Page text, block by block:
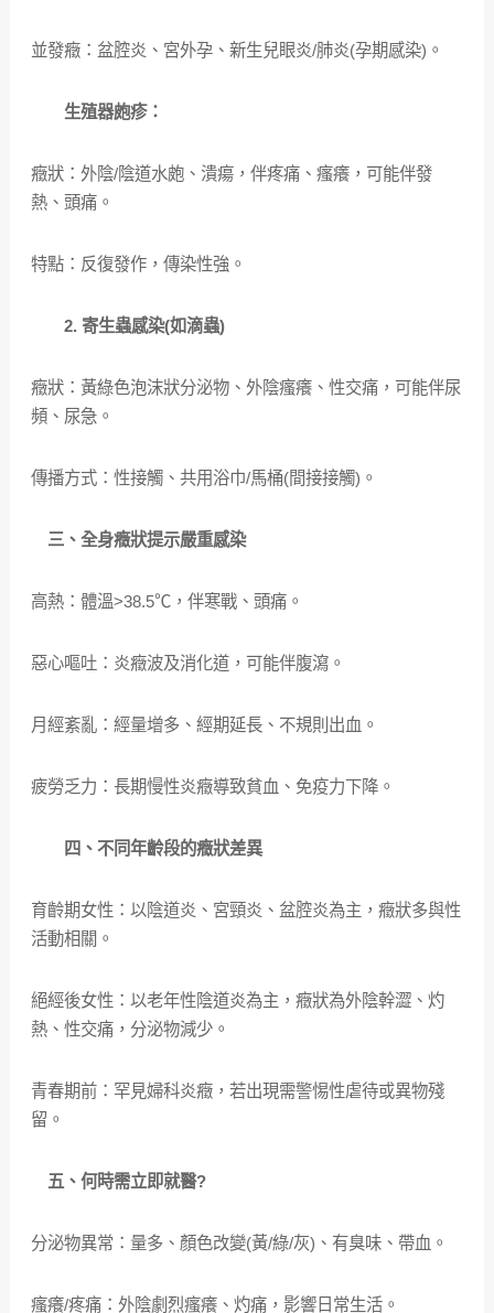
並發癥：盆腔炎、宮外孕、新生兒眼炎/肺炎(孕期感染)。
生殖器皰疹：
癥狀：外陰/陰道水皰、潰瘍，伴疼痛、瘙癢，可能伴發
熱、頭痛。
特點：反復發作，傳染性強。
2. 寄生蟲感染(如滴蟲)
癥狀：黃綠色泡沫狀分泌物、外陰瘙癢、性交痛，可能伴尿
頻、尿急。
傳播方式：性接觸、共用浴巾/馬桶(間接接觸)。
三、全身癥狀提示嚴重感染
高熱：體溫>38.5℃，伴寒戰、頭痛。
惡心嘔吐：炎癥波及消化道，可能伴腹瀉。
月經紊亂：經量增多、經期延長、不規則出血。
疲勞乏力：長期慢性炎癥導致貧血、免疫力下降。
四、不同年齡段的癥狀差異
育齡期女性：以陰道炎、宮頸炎、盆腔炎為主，癥狀多與性
活動相關。
絕經後女性：以老年性陰道炎為主，癥狀為外陰幹澀、灼
熱、性交痛，分泌物減少。
青春期前：罕見婦科炎癥，若出現需警惕性虐待或異物殘
留。
五、何時需立即就醫?
分泌物異常：量多、顏色改變(黃/綠/灰)、有臭味、帶血。
瘙癢/疼痛：外陰劇烈瘙癢、灼痛，影響日常生活。